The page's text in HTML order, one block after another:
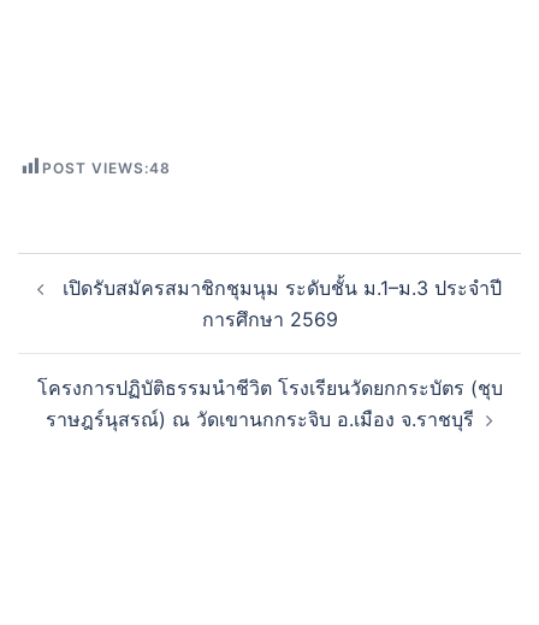
POST VIEWS:48
เปิดรับสมัครสมาชิกชุมนุม ระดับชั้น ม.1–ม.3 ประจำปี
การศึกษา 2569
โครงการปฏิบัติธรรมนำชีวิต โรงเรียนวัดยกกระบัตร (ชุบ
ราษฎร์นุสรณ์) ณ วัดเขานกกระจิบ อ.เมือง จ.ราชบุรี